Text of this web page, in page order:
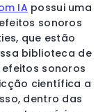
IApossui uma
sonoros
que estão
biblioteca de
sonoros
científica a
dentro das